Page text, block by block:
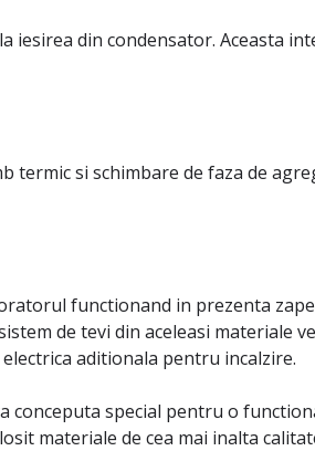
iesirea din condensator. Aceasta
termic si schimbare de faza de
functionand in prezenta
de tevi din aceleasi materiale
aditionala pentru incalzire.
special pentru o
materiale de cea mai inalta